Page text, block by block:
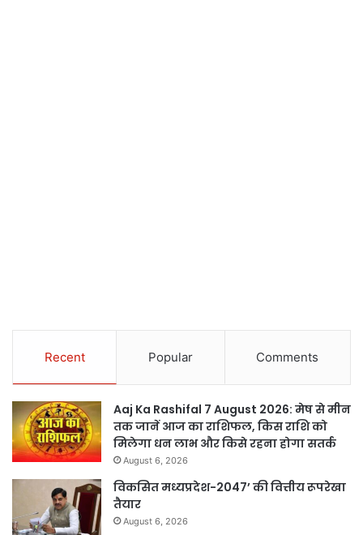
Recent Popular Comments
Aaj Ka Rashifal 7 August 2026: मेष से मीन
तक जानें आज का राशिफल, किस राशि को
मिलेगा धन लाभ और किसे रहना होगा सतर्क
August 6, 2026
विकसित मध्यप्रदेश-2047’ की वित्तीय रूपरेखा
तैयार
August 6, 2026